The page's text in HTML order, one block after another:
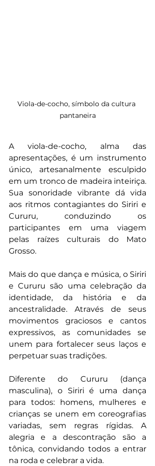
Viola-de-cocho, símbolo da cultura
pantaneira
A viola-de-cocho, alma das
apresentações, é um instrumento
único, artesanalmente esculpido
em um tronco de madeira inteiriça.
Sua sonoridade vibrante dá vida
aos ritmos contagiantes do Siriri e
Cururu, conduzindo os
participantes em uma viagem
pelas raízes culturais do Mato
Grosso.
Mais do que dança e música, o Siriri
e Cururu são uma celebração da
identidade, da história e da
ancestralidade. Através de seus
movimentos graciosos e cantos
expressivos, as comunidades se
unem para fortalecer seus laços e
perpetuar suas tradições.
Diferente do Cururu (dança
masculina), o Siriri é uma dança
para todos: homens, mulheres e
crianças se unem em coreografias
variadas, sem regras rígidas. A
alegria e a descontração são a
tônica, convidando todos a entrar
na roda e celebrar a vida.